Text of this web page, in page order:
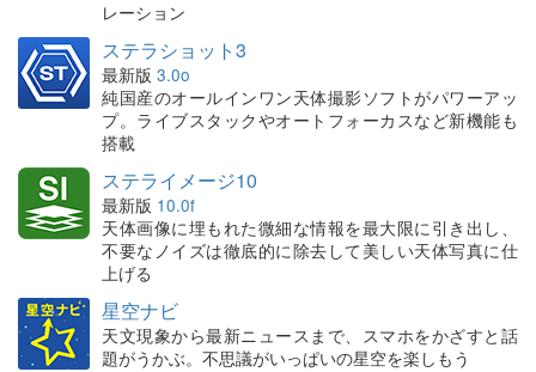
レーション
ステラショット3
最新版 3.0o
純国産のオールインワン天体撮影ソフトがパワーアッ
プ。ライブスタックやオートフォーカスなど新機能も
搭載
ステライメージ10
最新版 10.0f
天体画像に埋もれた微細な情報を最大限に引き出し、
不要なノイズは徹底的に除去して美しい天体写真に仕
上げる
星空ナビ
天文現象から最新ニュースまで、スマホをかざすと話
題がうかぶ。不思議がいっぱいの星空を楽しもう